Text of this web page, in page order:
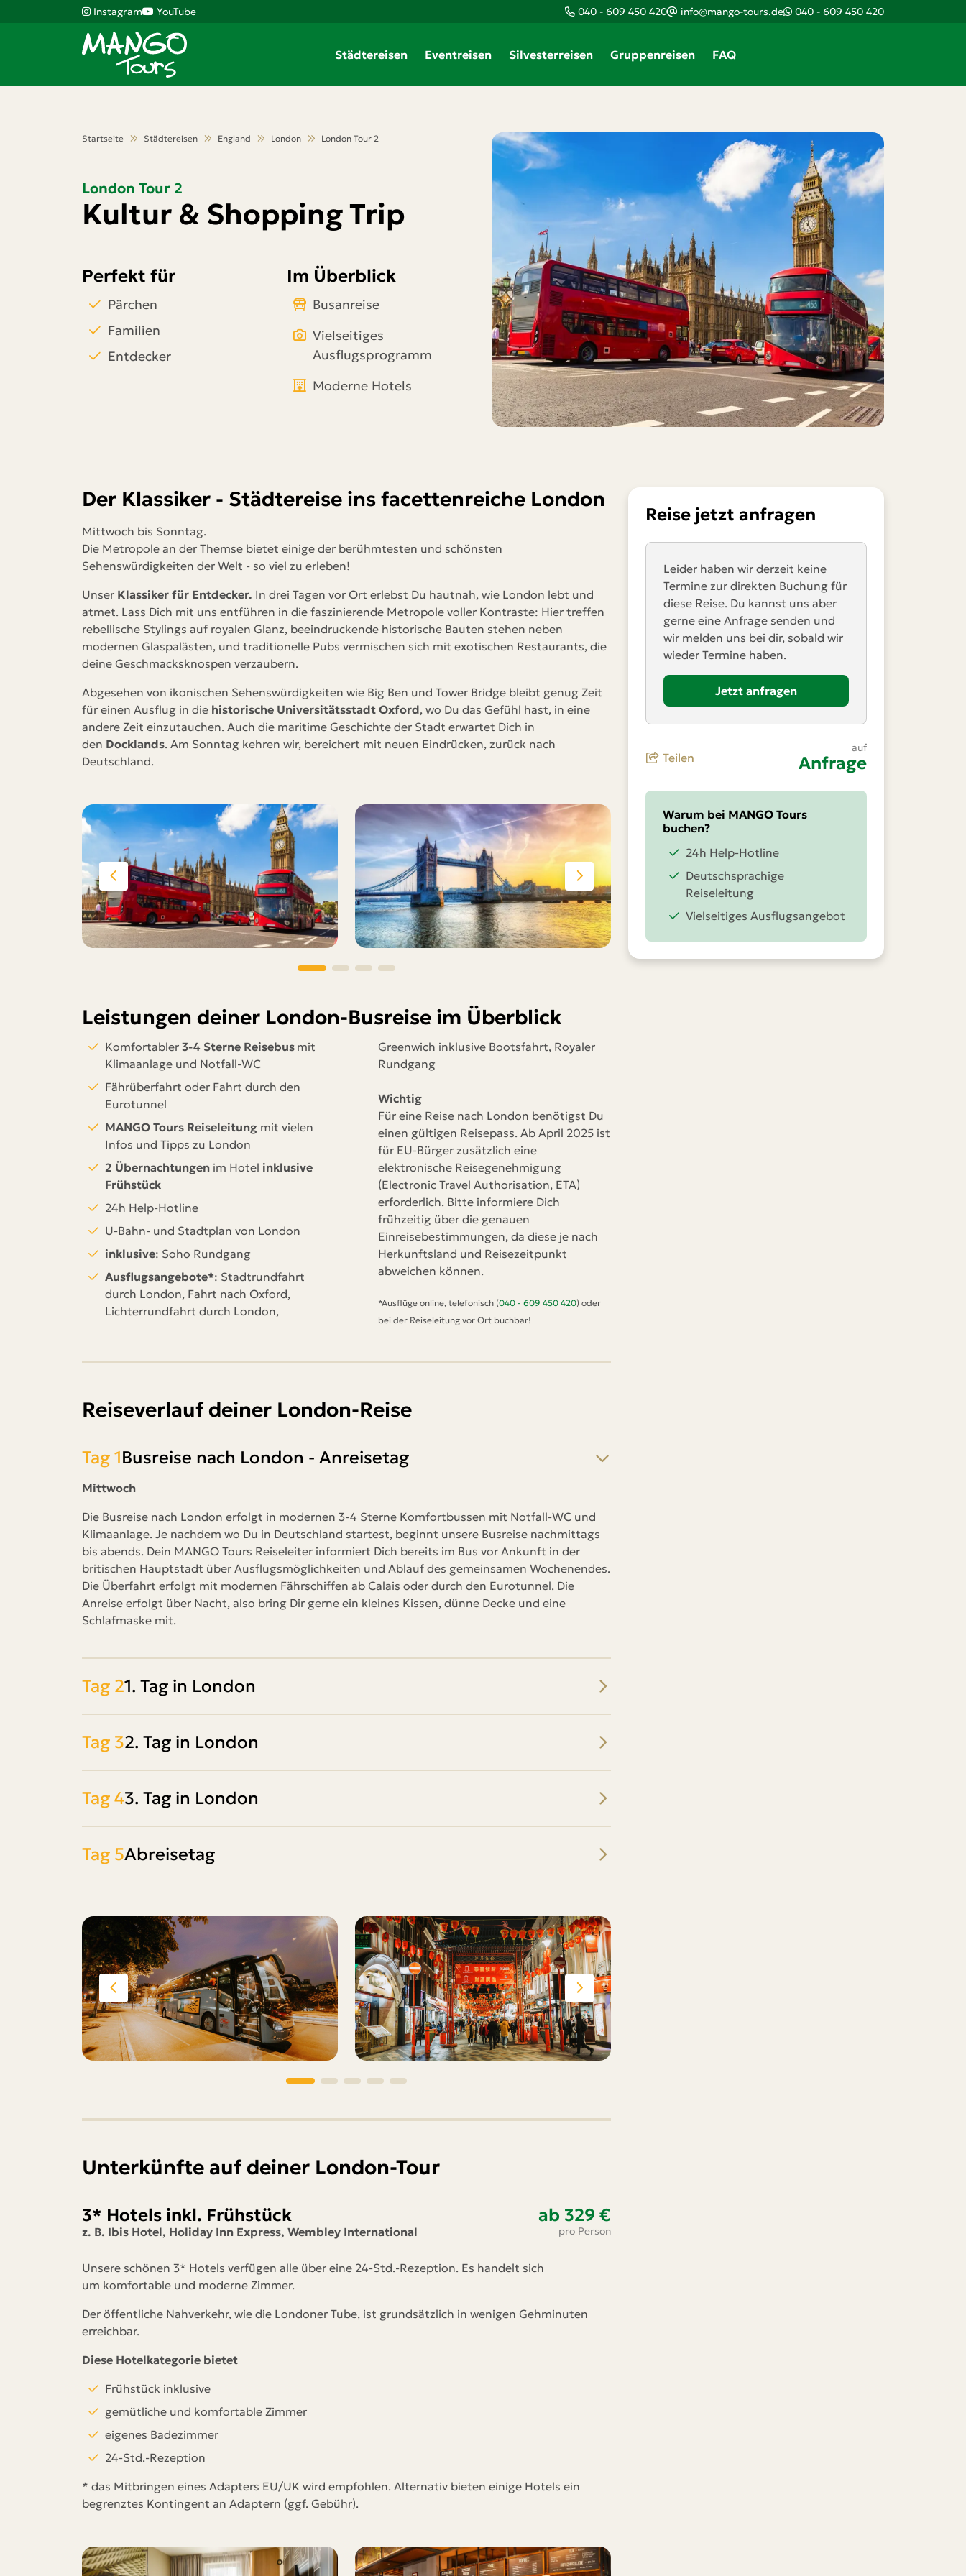
Instagram YouTube 040 - 609 450 420 info@mango-tours.de 040 - 609 450 420
Städtereisen Eventreisen Silvesterreisen Gruppenreisen FAQ
Startseite Städtereisen England London London Tour 2
London Tour 2
Kultur & Shopping Trip
Perfekt für
Pärchen
Familien
Entdecker
Im Überblick
Busanreise
Vielseitiges
Ausflugsprogramm
Moderne Hotels
Der Klassiker - Städtereise ins facettenreiche London
Mittwoch bis Sonntag.
Die Metropole an der Themse bietet einige der berühmtesten und schönsten
Sehenswürdigkeiten der Welt - so viel zu erleben!
Unser Klassiker für Entdecker. In drei Tagen vor Ort erlebst Du hautnah, wie London lebt und
atmet. Lass Dich mit uns entführen in die faszinierende Metropole voller Kontraste: Hier treffen
rebellische Stylings auf royalen Glanz, beeindruckende historische Bauten stehen neben
modernen Glaspalästen, und traditionelle Pubs vermischen sich mit exotischen Restaurants, die
deine Geschmacksknospen verzaubern.
Abgesehen von ikonischen Sehenswürdigkeiten wie Big Ben und Tower Bridge bleibt genug Zeit
für einen Ausflug in die historische Universitätsstadt Oxford, wo Du das Gefühl hast, in eine
andere Zeit einzutauchen. Auch die maritime Geschichte der Stadt erwartet Dich in
den Docklands. Am Sonntag kehren wir, bereichert mit neuen Eindrücken, zurück nach
Deutschland.
Leistungen deiner London-Busreise im Überblick
Komfortabler 3-4 Sterne Reisebus mit
Klimaanlage und Notfall-WC
Fährüberfahrt oder Fahrt durch den
Eurotunnel
MANGO Tours Reiseleitung mit vielen
Infos und Tipps zu London
2 Übernachtungen im Hotel inklusive
Frühstück
24h Help-Hotline
U-Bahn- und Stadtplan von London
inklusive: Soho Rundgang
Ausflugsangebote*: Stadtrundfahrt
durch London, Fahrt nach Oxford,
Lichterrundfahrt durch London,
Greenwich inklusive Bootsfahrt, Royaler
Rundgang
Wichtig
Für eine Reise nach London benötigst Du
einen gültigen Reisepass. Ab April 2025 ist
für EU-Bürger zusätzlich eine
elektronische Reisegenehmigung
(Electronic Travel Authorisation, ETA)
erforderlich. Bitte informiere Dich
frühzeitig über die genauen
Einreisebestimmungen, da diese je nach
Herkunftsland und Reisezeitpunkt
abweichen können.
*Ausflüge online, telefonisch (040 - 609 450 420) oder
bei der Reiseleitung vor Ort buchbar!
Reiseverlauf deiner London-Reise
Tag 1Busreise nach London - Anreisetag
Mittwoch
Die Busreise nach London erfolgt in modernen 3-4 Sterne Komfortbussen mit Notfall-WC und
Klimaanlage. Je nachdem wo Du in Deutschland startest, beginnt unsere Busreise nachmittags
bis abends. Dein MANGO Tours Reiseleiter informiert Dich bereits im Bus vor Ankunft in der
britischen Hauptstadt über Ausflugsmöglichkeiten und Ablauf des gemeinsamen Wochenendes.
Die Überfahrt erfolgt mit modernen Fährschiffen ab Calais oder durch den Eurotunnel. Die
Anreise erfolgt über Nacht, also bring Dir gerne ein kleines Kissen, dünne Decke und eine
Schlafmaske mit.
Tag 21. Tag in London
Tag 32. Tag in London
Tag 43. Tag in London
Tag 5Abreisetag
Unterkünfte auf deiner London-Tour
3* Hotels inkl. Frühstück
z. B. Ibis Hotel, Holiday Inn Express, Wembley International
ab 329 €
pro Person
Unsere schönen 3* Hotels verfügen alle über eine 24-Std.-Rezeption. Es handelt sich
um komfortable und moderne Zimmer.
Der öffentliche Nahverkehr, wie die Londoner Tube, ist grundsätzlich in wenigen Gehminuten
erreichbar.
Diese Hotelkategorie bietet
Frühstück inklusive
gemütliche und komfortable Zimmer
eigenes Badezimmer
24-Std.-Rezeption
* das Mitbringen eines Adapters EU/UK wird empfohlen. Alternativ bieten einige Hotels ein
begrenztes Kontingent an Adaptern (ggf. Gebühr).
Reise jetzt anfragen
Leider haben wir derzeit keine
Termine zur direkten Buchung für
diese Reise. Du kannst uns aber
gerne eine Anfrage senden und
wir melden uns bei dir, sobald wir
wieder Termine haben.
Jetzt anfragen
Teilen
Teile diese Reise
Kultur & Shopping Trip
Facebook
Twitter
WhatsApp
Telegram
per E-Mail senden
auf
Anfrage
Warum bei MANGO Tours
buchen?
24h Help-Hotline
Deutschsprachige
Reiseleitung
Vielseitiges Ausflugsangebot